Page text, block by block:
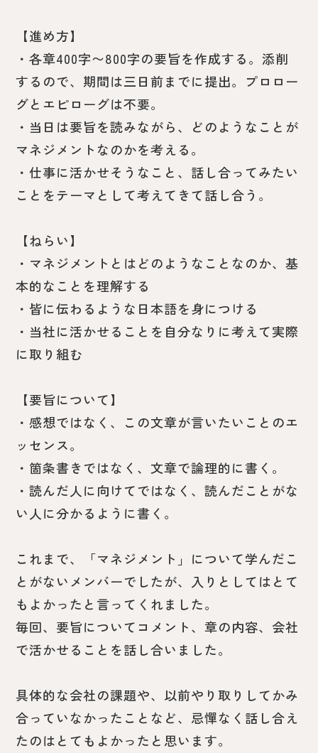
【進め方】
・各章400字〜800字の要旨を作成する。添削
するので、期間は三日前までに提出。プロロー
グとエピローグは不要。
・当日は要旨を読みながら、どのようなことが
マネジメントなのかを考える。
・仕事に活かせそうなこと、話し合ってみたい
ことをテーマとして考えてきて話し合う。
【ねらい】
・マネジメントとはどのようなことなのか、基
本的なことを理解する
・皆に伝わるような日本語を身につける
・当社に活かせることを自分なりに考えて実際
に取り組む
【要旨について】
・感想ではなく、この文章が言いたいことのエ
ッセンス。
・箇条書きではなく、文章で論理的に書く。
・読んだ人に向けてではなく、読んだことがな
い人に分かるように書く。
これまで、「マネジメント」について学んだこ
とがないメンバーでしたが、入りとしてはとて
もよかったと言ってくれました。
毎回、要旨についてコメント、章の内容、会社
で活かせることを話し合いました。
具体的な会社の課題や、以前やり取りしてかみ
合っていなかったことなど、忌憚なく話し合え
たのはとてもよかったと思います。